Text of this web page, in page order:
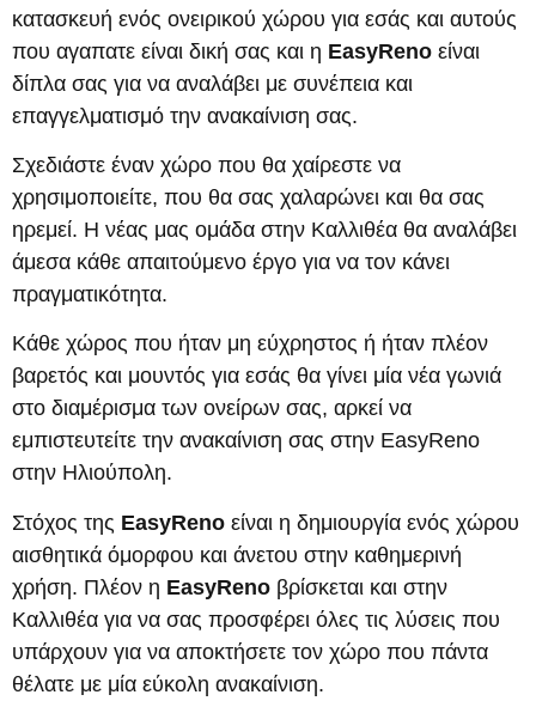
κατασκευή ενός ονειρικού χώρου για εσάς και αυτούς
που αγαπατε είναι δική σας και η EasyReno είναι
δίπλα σας για να αναλάβει με συνέπεια και
επαγγελματισμό την ανακαίνιση σας.
Σχεδιάστε έναν χώρο που θα χαίρεστε να
χρησιμοποιείτε, που θα σας χαλαρώνει και θα σας
ηρεμεί. Η νέας μας ομάδα στην Καλλιθέα θα αναλάβει
άμεσα κάθε απαιτούμενο έργο για να τον κάνει
πραγματικότητα.
Κάθε χώρος που ήταν μη εύχρηστος ή ήταν πλέον
βαρετός και μουντός για εσάς θα γίνει μία νέα γωνιά
στο διαμέρισμα των ονείρων σας, αρκεί να
εμπιστευτείτε την ανακαίνιση σας στην ΕasyReno
στην Ηλιούπολη.
Στόχος της EasyReno είναι η δημιουργία ενός χώρου
αισθητικά όμορφου και άνετου στην καθημερινή
χρήση. Πλέον η EasyReno βρίσκεται και στην
Καλλιθέα για να σας προσφέρει όλες τις λύσεις που
υπάρχουν για να αποκτήσετε τον χώρο που πάντα
θέλατε με μία εύκολη ανακαίνιση.